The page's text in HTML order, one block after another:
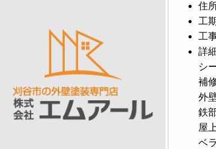
住
工
工
詳
シ
補
外
鉄
屋
ベ